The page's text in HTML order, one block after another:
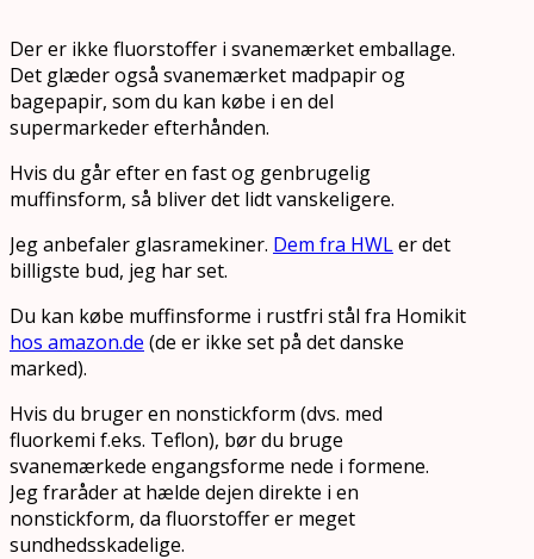
Der er ikke fluorstoffer i svanemærket emballage.
Det glæder også svanemærket madpapir og
bagepapir, som du kan købe i en del
supermarkeder efterhånden.
Hvis du går efter en fast og genbrugelig
muffinsform, så bliver det lidt vanskeligere.
Jeg anbefaler glasramekiner. Dem fra HWLer det
billigste bud, jeg har set.
Du kan købe muffinsforme i rustfri stål fra Homikit
hos amazon.de (de er ikke set på det danske
marked).
Hvis du bruger en nonstickform (dvs. med
fluorkemi f.eks. Teflon), bør du bruge
svanemærkede engangsforme nede i formene.
Jeg fraråder at hælde dejen direkte i en
nonstickform, da fluorstoffer er meget
sundhedsskadelige.